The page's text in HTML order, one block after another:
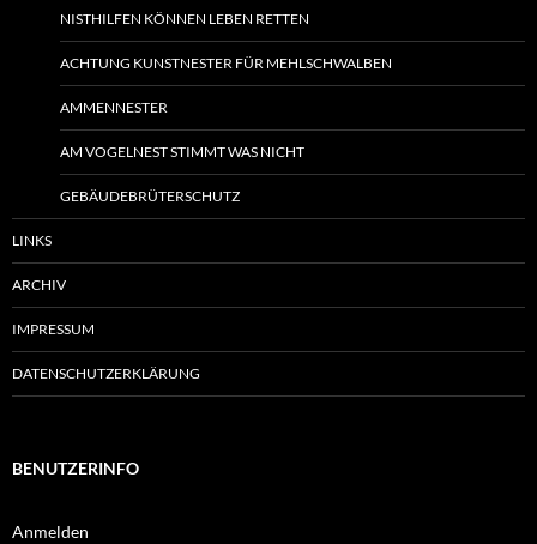
NISTHILFEN KÖNNEN LEBEN RETTEN
ACHTUNG KUNSTNESTER FÜR MEHLSCHWALBEN
AMMENNESTER
AM VOGELNEST STIMMT WAS NICHT
GEBÄUDEBRÜTERSCHUTZ
LINKS
ARCHIV
IMPRESSUM
DATENSCHUTZERKLÄRUNG
BENUTZERINFO
Anmelden